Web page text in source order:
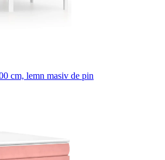
cm, lemn masiv de pin